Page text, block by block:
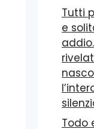
Tutti
e
Todo